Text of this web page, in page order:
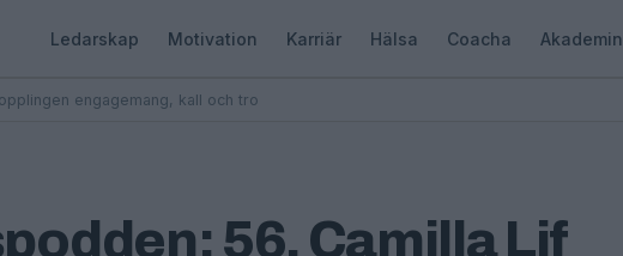
Ledarskap Motivation Karriär Hälsa Coacha Akademin
engagemang, kall och tro
56. Camilla Lif